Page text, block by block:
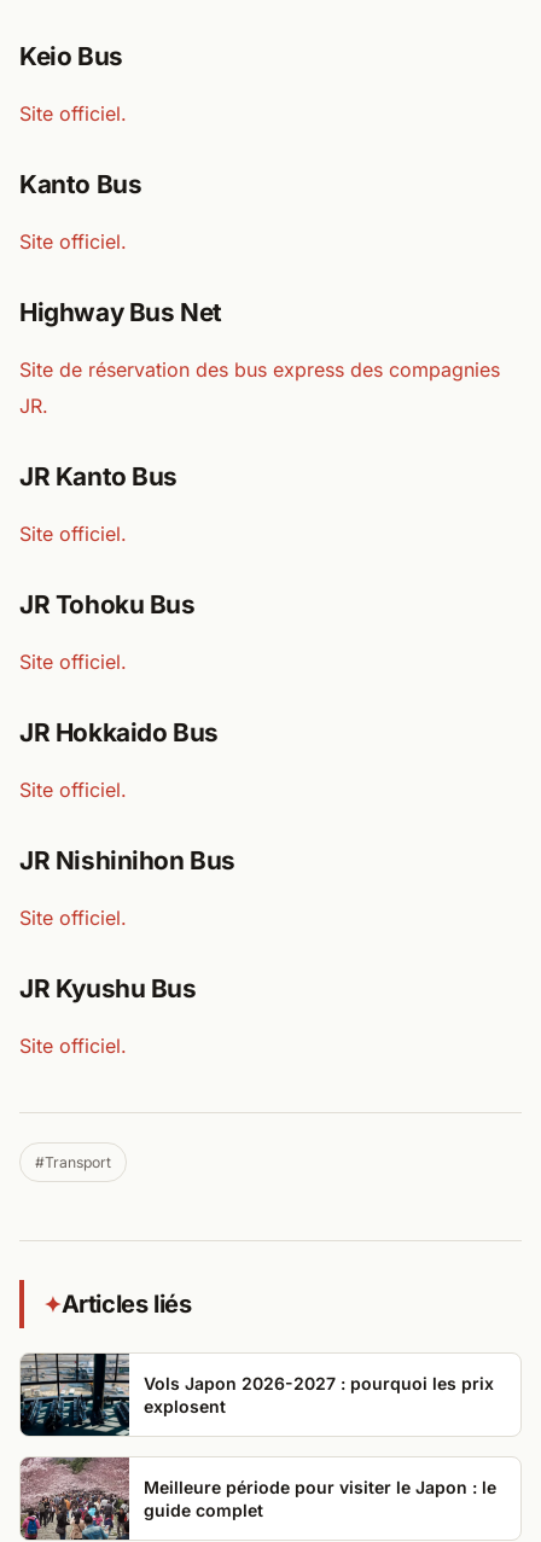
Keio Bus
Site officiel.
Kanto Bus
Site officiel.
Highway Bus Net
Site de réservation des bus express des compagnies
JR.
JR Kanto Bus
Site officiel.
JR Tohoku Bus
Site officiel.
JR Hokkaido Bus
Site officiel.
JR Nishinihon Bus
Site officiel.
JR Kyushu Bus
Site officiel.
#Transport
✦Articles liés
Vols Japon 2026-2027 : pourquoi les prix
explosent
Meilleure période pour visiter le Japon : le
guide complet